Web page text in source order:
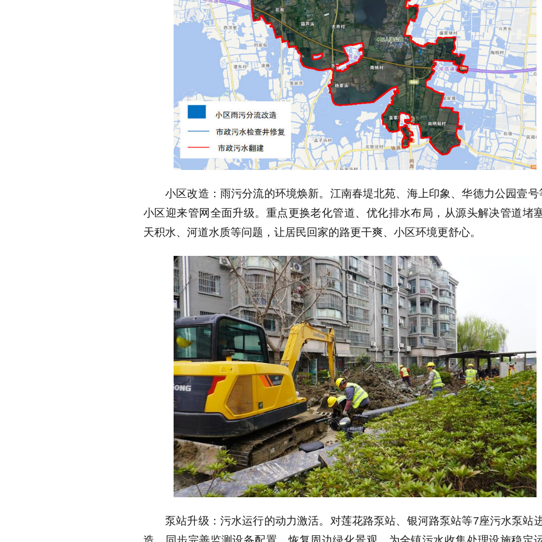
小区改造：雨污分流的环境焕新。江南春堤北苑、海上印象、华德力公园壹号
小区迎来管网全面升级。重点更换老化管道、优化排水布局，从源头解决管道堵
天积水、河道水质等问题，让居民回家的路更干爽、小区环境更舒心。
泵站升级：污水运行的动力激活。对莲花路泵站、银河路泵站等7座污水泵站